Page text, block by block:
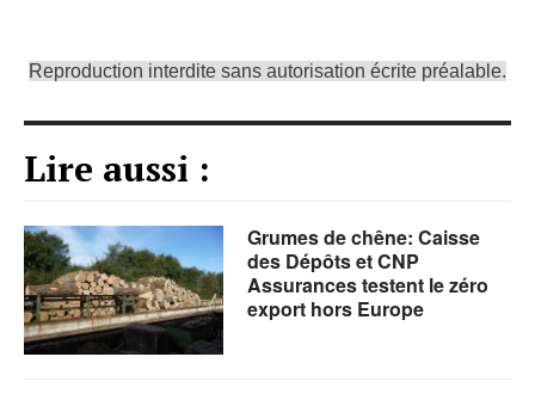
Reproduction interdite sans autorisation écrite préalable.
Lire aussi :
Grumes de chêne: Caisse
des Dépôts et CNP
Assurances testent le zéro
export hors Europe